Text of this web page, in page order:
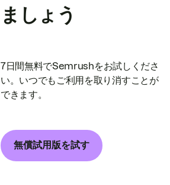
ましょう
7日間無料でSemrushをお試しくださ
い。いつでもご利用を取り消すことが
できます。
無償試用版を試す